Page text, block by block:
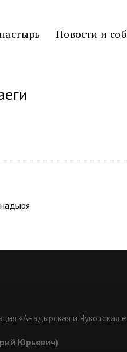
Новости и
«Анадырская и Чукотская
Юрьевич)